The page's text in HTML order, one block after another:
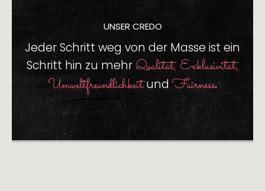
UNSER CREDO
Jeder Schritt weg von der Masse ist ein
Schritt hin zu mehr Qualität, Exklusivität,
Umweltfreundlichkeitund Fairness.